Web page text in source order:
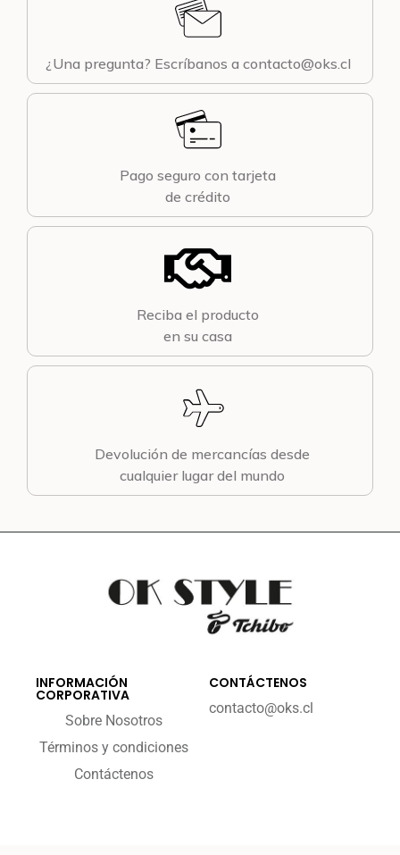
¿Una pregunta? Escríbanos a contacto@oks.cl
Pago seguro con tarjeta
de crédito
Reciba el producto
en su casa
Devolución de mercancías desde
cualquier lugar del mundo
INFORMACIÓN
CORPORATIVA
Sobre Nosotros
Términos y condiciones
Contáctenos
CONTÁCTENOS
contacto@oks.cl